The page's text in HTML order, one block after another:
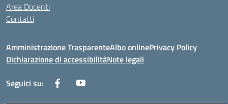
Area Docenti
Contatti
Amministrazione TrasparenteAlbo onlinePrivacy Policy
Dichiarazione di accessibilitàNote legali
Seguici su: